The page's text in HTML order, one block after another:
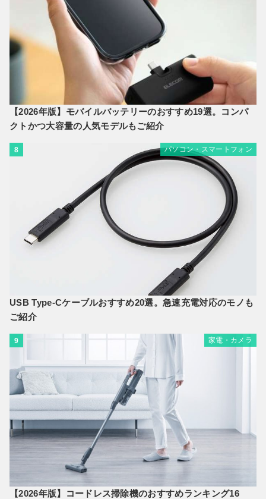
【2026年版】モバイルバッテリーのおすすめ19選。コンパ
クトかつ大容量の人気モデルもご紹介
8 パソコン・スマートフォン
USB Type-Cケーブルおすすめ20選。急速充電対応のモノも
ご紹介
9 家電・カメラ
【2026年版】コードレス掃除機のおすすめランキング16